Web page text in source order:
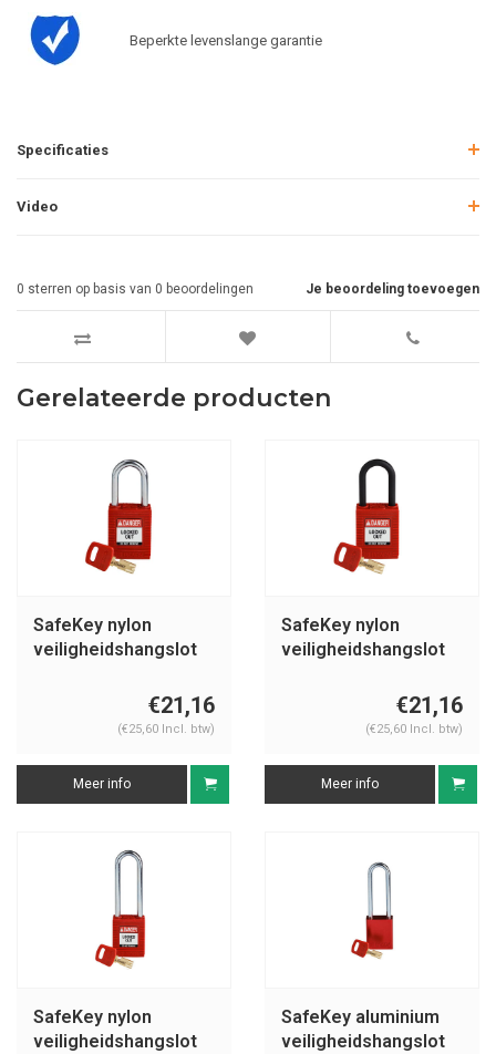
Beperkte levenslange garantie
Specificaties
Video
Je beoordeling toevoegen
0 sterren op basis van 0 beoordelingen
Gerelateerde producten
SafeKey nylon
veiligheidshangslot
€21,16
(€25,60 Incl. btw)
Meer info
SafeKey nylon
veiligheidshangslot
€21,16
(€25,60 Incl. btw)
Meer info
SafeKey nylon
veiligheidshangslot
SafeKey aluminium
veiligheidshangslot